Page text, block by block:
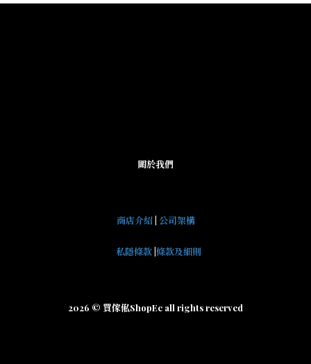
關於我們
商店介紹| 公司架構
私隱條款 條款及細則
2026 © 買傢俬ShopEc all rights reserved